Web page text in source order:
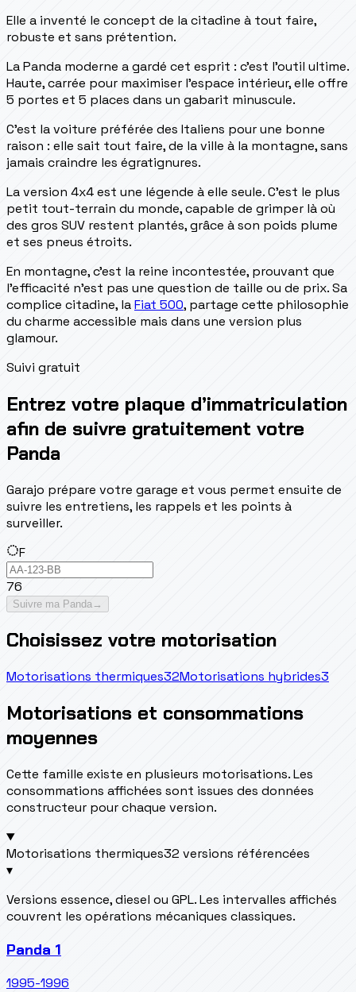
Elle a inventé le concept de la citadine à tout faire,
robuste et sans prétention.
La Panda moderne a gardé cet esprit : c'est l'outil ultime.
Haute, carrée pour maximiser l'espace intérieur, elle offre
5 portes et 5 places dans un gabarit minuscule.
C'est la voiture préférée des Italiens pour une bonne
raison : elle sait tout faire, de la ville à la montagne, sans
jamais craindre les égratignures.
La version 4x4 est une légende à elle seule. C'est le plus
petit tout-terrain du monde, capable de grimper là où
des gros SUV restent plantés, grâce à son poids plume
et ses pneus étroits.
En montagne, c'est la reine incontestée, prouvant que
l'efficacité n'est pas une question de taille ou de prix. Sa
complice citadine, laFiat 500, partage cette philosophie
du charme accessible mais dans une version plus
glamour.
Suivi gratuit
Entrez votre plaque d’immatriculation
afin de suivre gratuitement votre
Panda
Garajo prépare votre garage et vous permet ensuite de
suivre les entretiens, les rappels et les points à
surveiller.
F
76
Suivre ma Panda →
Choisissez votre motorisation
Motorisations thermiques32Motorisations hybrides3
Motorisations et consommations
moyennes
Cette famille existe en plusieurs motorisations. Les
consommations affichées sont issues des données
constructeur pour chaque version.
Motorisations thermiques32 versions référencées
▾
Versions essence, diesel ou GPL. Les intervalles affichés
couvrent les opérations mécaniques classiques.
Panda 1
1995-1996